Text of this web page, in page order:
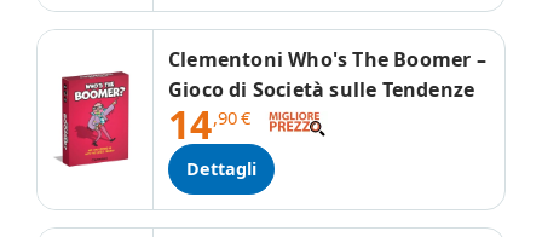
Clementoni Who's The Boomer –
Gioco di Società sulle Tendenze
14,90€
Dettagli